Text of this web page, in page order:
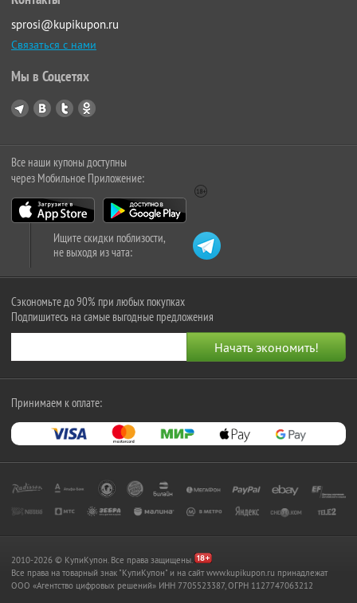
sprosi@kupikupon.ru
Связаться с нами
Мы в Соцсетях
Все наши купоны доступны
через Мобильное Приложение:
Ищите скидки поблизости,
не выходя из чата:
Сэкономьте до 90% при любых покупках
Подпишитесь на самые выгодные предложения
Принимаем к оплате:
2010-2026 © КупиКупон. Все права защищены.
Все права на товарный знак "КупиКупон" и на сайт www.kupikupon.ru принадлежат
OOO «Агентство цифровых решений» ИНН 7705523387, ОГРН 1127747063212